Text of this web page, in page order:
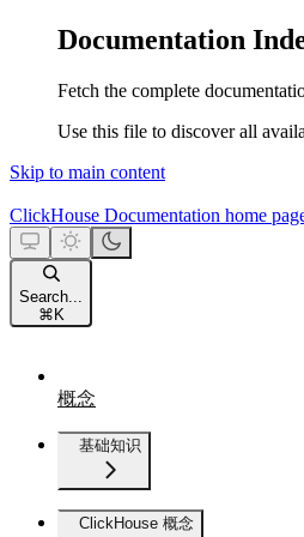
Documentation
Fetch the complete
Use this file to discover all
Skip to main content
ClickHouse Documentation home
Search...
⌘ K
概念
基础知识
ClickHouse 概念